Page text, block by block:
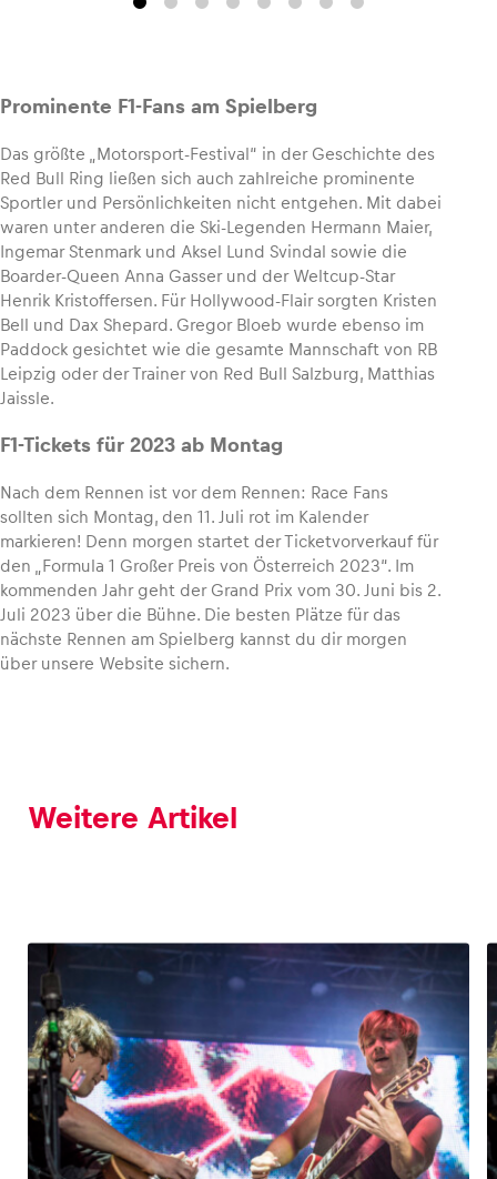
Prominente F1-Fans am Spielberg
Das größte „Motorsport-Festival“ in der Geschichte des
Red Bull Ring ließen sich auch zahlreiche prominente
Sportler und Persönlichkeiten nicht entgehen. Mit dabei
waren unter anderen die Ski-Legenden Hermann Maier,
Ingemar Stenmark und Aksel Lund Svindal sowie die
Boarder-Queen Anna Gasser und der Weltcup-Star
Henrik Kristoffersen. Für Hollywood-Flair sorgten Kristen
Bell und Dax Shepard. Gregor Bloeb wurde ebenso im
Paddock gesichtet wie die gesamte Mannschaft von RB
Leipzig oder der Trainer von Red Bull Salzburg, Matthias
Jaissle.
F1-Tickets für 2023 ab Montag
Nach dem Rennen ist vor dem Rennen: Race Fans
sollten sich Montag, den 11. Juli rot im Kalender
markieren! Denn morgen startet der Ticketvorverkauf für
den „Formula 1 Großer Preis von Österreich 2023“. Im
kommenden Jahr geht der Grand Prix vom 30. Juni bis 2.
Juli 2023 über die Bühne. Die besten Plätze für das
nächste Rennen am Spielberg kannst du dir morgen
über unsere Website sichern.
Weitere Artikel